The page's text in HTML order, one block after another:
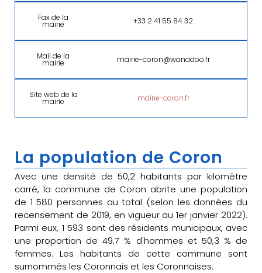
Fax de la
mairie +33 2 41 55 84 32
Mail de la
mairie mairie-coron@wanadoo.fr
Site web de la
mairie mairie-coron.fr
La population de Coron
Avec une densité de 50,2 habitants par kilomètre
carré, la commune de Coron abrite une population
de 1 580 personnes au total (selon les données du
recensement de 2019, en vigueur au 1er janvier 2022).
Parmi eux, 1 593 sont des résidents municipaux, avec
une proportion de 49,7 % d'hommes et 50,3 % de
femmes. Les habitants de cette commune sont
surnommés les Coronnais et les Coronnaises.